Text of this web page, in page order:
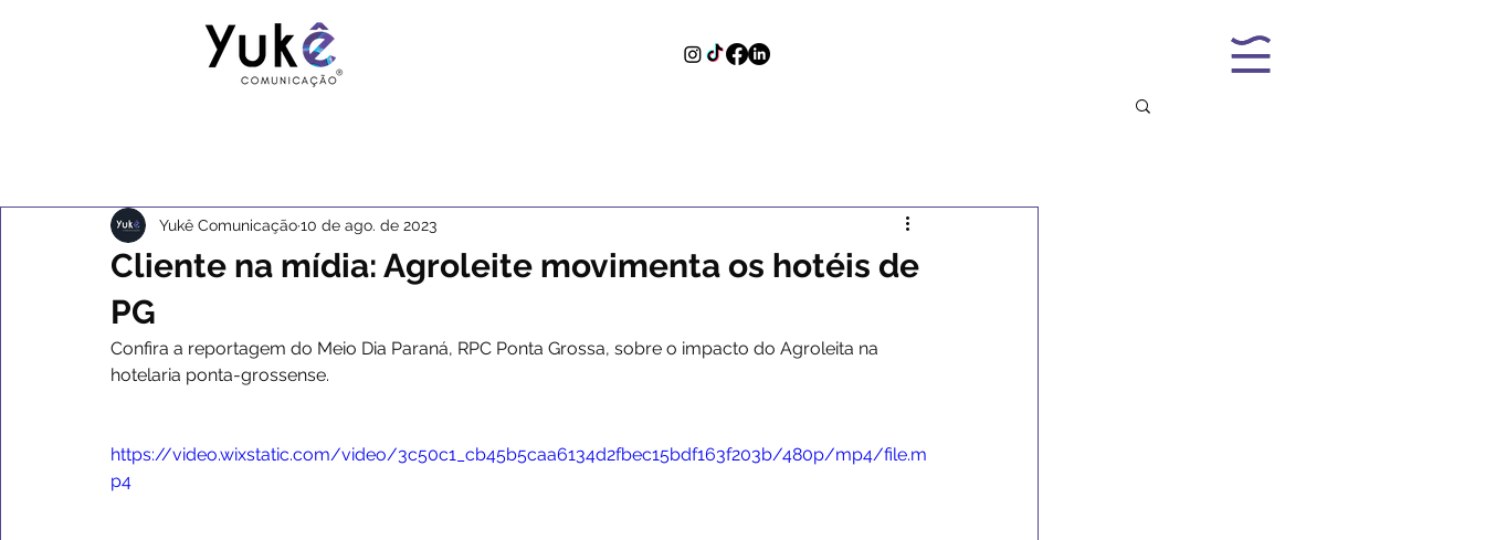
Cliente na mídia: Agroleite movimenta os hotéis de
PG
Yukê Comunicação10 de ago. de 2023
Confira a reportagem do Meio Dia Paraná, RPC Ponta Grossa, sobre o impacto do Agroleita na
hotelaria ponta-grossense.
https://video.wixstatic.com/video/3c50c1_cb45b5caa6134d2fbec15bdf163f203b/480p/mp4/file.m
p4